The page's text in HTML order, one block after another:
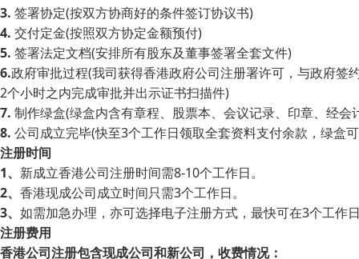
3. 签署协定(按双方协商好的条件签订协议书)
4. 交付定金(按照双方协定金额预付)
5. 签署法定文档(安排所有股东及董事签署全套文件)
6.政府审批过程(我司获得香港政府公司注册署许可，与政府
2个小时之内完成审批并出示证书扫描件)
7. 制作绿盒(绿盒内含有章程、股票本、会议记录、印章、经会
8. 公司成立完毕(快至3个工作日领取全套资料支付余款，绿盒
注册时间
1、 新成立香港公司注册时间需8-10个工作日。
2、 香港现成公司成立时间只需3个工作日。
3、 如需加急办理，亦可选择电子注册方式，最快可在3个工作
注册费用
香港公司注册包含现成公司和新公司，收费情况：